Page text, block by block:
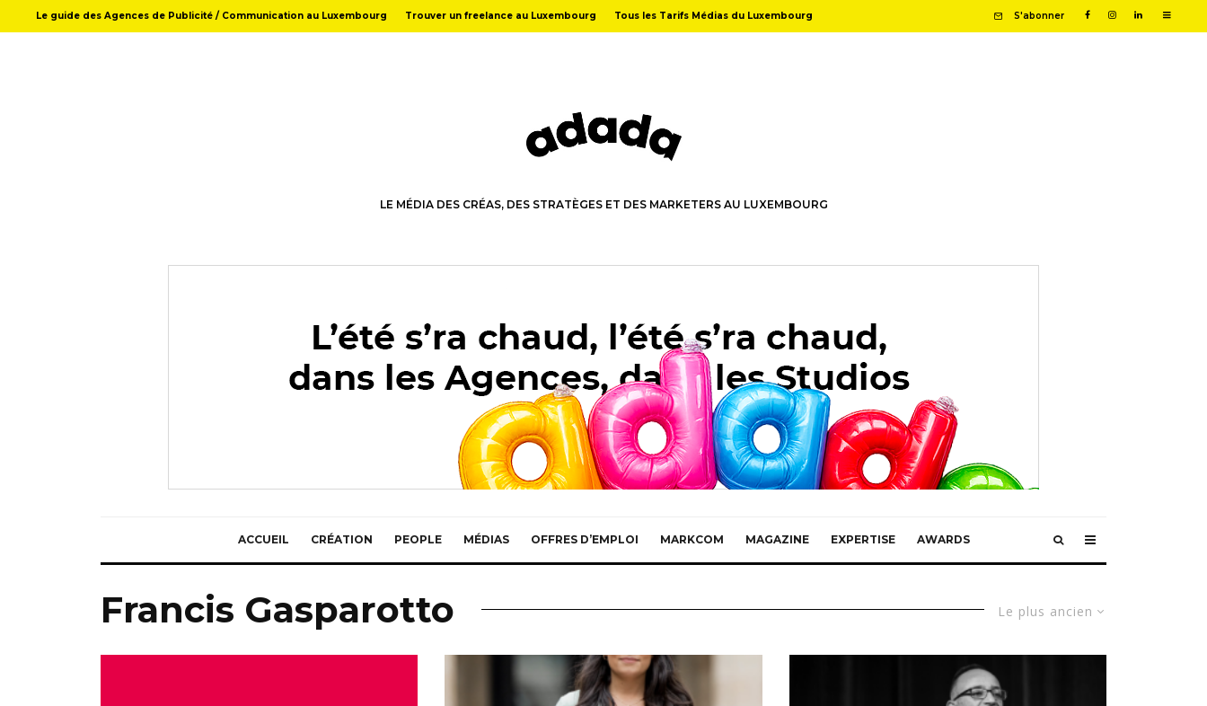
Le guide des Agences de Publicité / Communication au Luxembourg Trouver un freelance au Luxembourg Tous les Tarifs Médias du Luxembourg S'abonner
LE MÉDIA DES CRÉAS, DES STRATÈGES ET DES MARKETERS AU LUXEMBOURG
ACCUEIL CRÉATION PEOPLE MÉDIAS OFFRES D’EMPLOI MARKCOM MAGAZINE EXPERTISE AWARDS
Le plus ancien
Francis Gasparotto